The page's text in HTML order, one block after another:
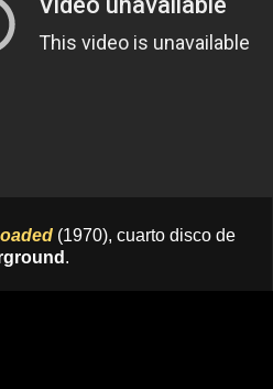
(1970), cuarto disco de
.